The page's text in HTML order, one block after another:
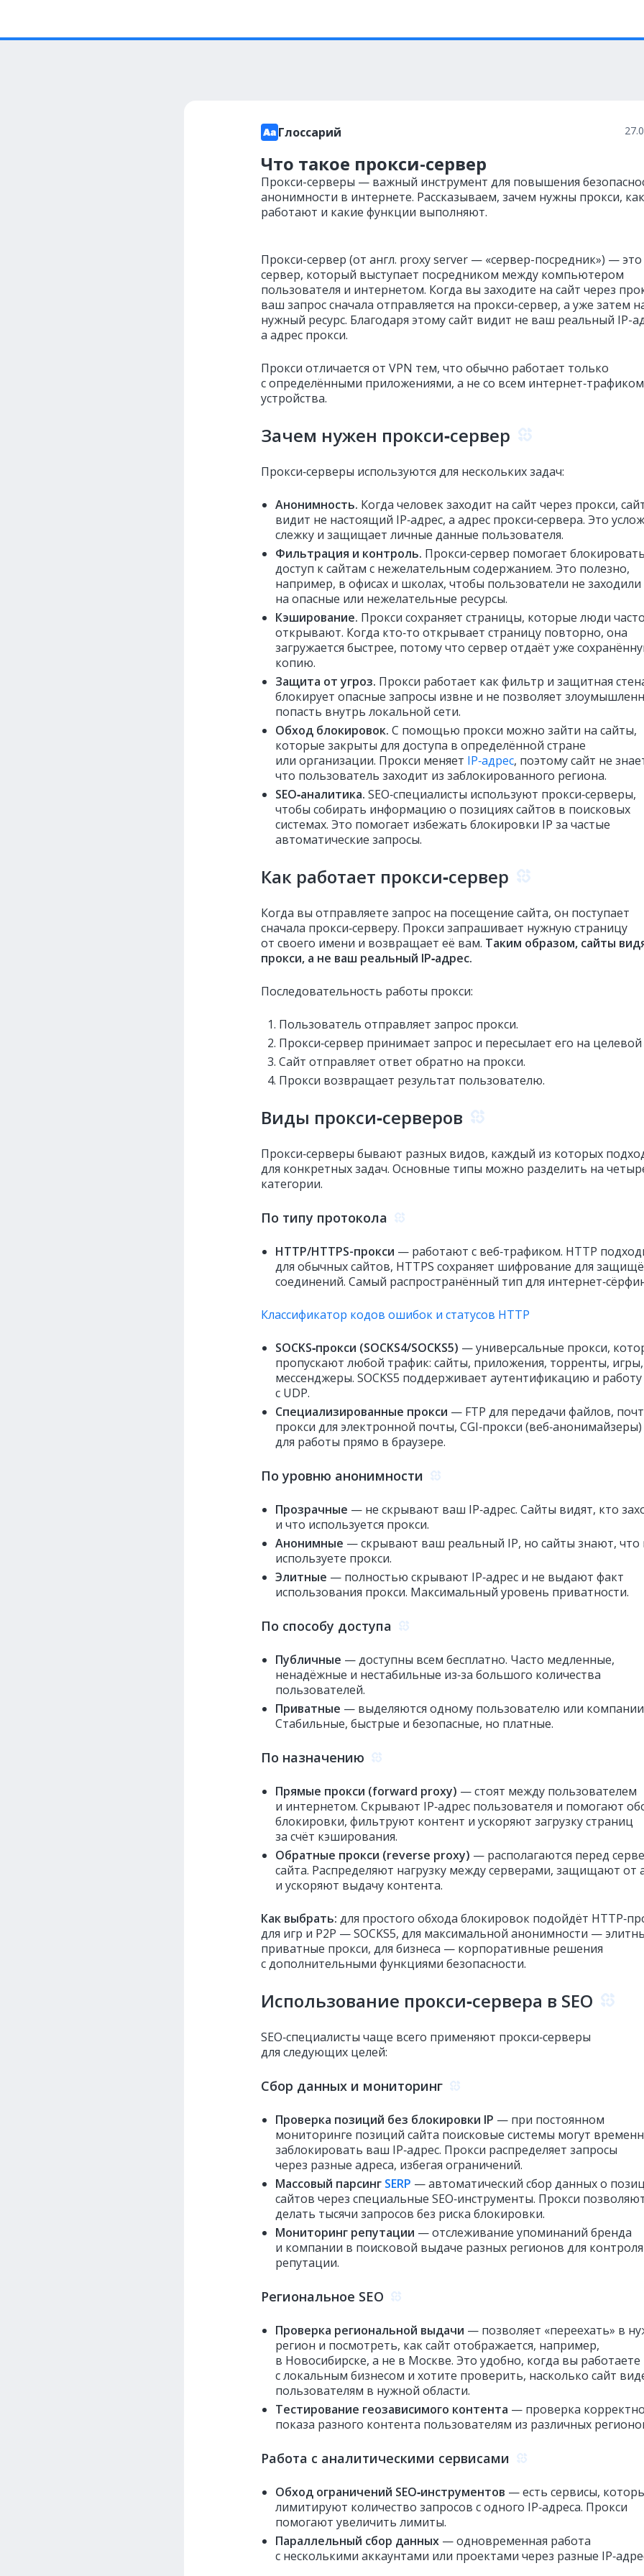
Глоссарий
Что такое прокси-сервер
Прокси-серверы — важный инструмент для повышения
анонимности в интернете. Рассказываем, зачем нужны прокси,
работают и какие функции выполняют.
Прокси-сервер (от англ. proxy server — «сервер-посредник») — это
сервер, который выступает посредником между компьютером
пользователя и интернетом. Когда вы заходите на сайт через
ваш запрос сначала отправляется на прокси-сервер, а уже затем
нужный ресурс. Благодаря этому сайт видит не ваш реальный IP-
а адрес прокси.
Прокси отличается от VPN тем, что обычно работает только
с определёнными приложениями, а не со всем интернет‑трафиком
устройства.
Зачем нужен прокси‑сервер
Прокси‑серверы используются для нескольких задач:
​​Анонимность. Когда человек заходит на сайт через прокси,
видит не настоящий IP‑адрес, а адрес прокси‑сервера. Это
слежку и защищает личные данные пользователя.
Фильтрация и контроль. Прокси‑сервер помогает блокировать
доступ к сайтам с нежелательным содержанием. Это полезно,
например, в офисах и школах, чтобы пользователи не заходили
на опасные или нежелательные ресурсы.
Кэширование. Прокси сохраняет страницы, которые люди часто
открывают. Когда кто‑то открывает страницу повторно, она
загружается быстрее, потому что сервер отдаёт уже
копию.
Защита от угроз. Прокси работает как фильтр и защитная
блокирует опасные запросы извне и не позволяет
попасть внутрь локальной сети.
Обход блокировок. С помощью прокси можно зайти на сайты,
которые закрыты для доступа в определённой стране
или организации. Прокси меняет IP‑адрес, поэтому сайт не
что пользователь заходит из заблокированного региона.
SEO‑аналитика. SEO‑специалисты используют прокси‑серверы,
чтобы собирать информацию о позициях сайтов в поисковых
системах. Это помогает избежать блокировки IP за частые
автоматические запросы.
Как работает прокси‑сервер
Когда вы отправляете запрос на посещение сайта, он поступает
сначала прокси‑серверу. Прокси запрашивает нужную страницу
от своего имени и возвращает её вам. Таким образом, сайты
прокси, а не ваш реальный IP‑адрес.
Последовательность работы прокси:
Пользователь отправляет запрос прокси.
Прокси‑сервер принимает запрос и пересылает его на целевой
Сайт отправляет ответ обратно на прокси.
Прокси возвращает результат пользователю.
Виды прокси‑серверов
Прокси‑серверы бывают разных видов, каждый из которых
для конкретных задач. Основные типы можно разделить на
категории.
По типу протокола
HTTP/HTTPS-прокси — работают с веб‑трафиком. HTTP
для обычных сайтов, HTTPS сохраняет шифрование для
соединений. Самый распространённый тип для
Классификатор кодов ошибок и статусов HTTP
SOCKS‑прокси (SOCKS4/SOCKS5) — универсальные прокси,
пропускают любой трафик: сайты, приложения, торренты, игры,
мессенджеры. SOCKS5 поддерживает аутентификацию и работу
с UDP.
Специализированные прокси — FTP для передачи файлов,
прокси для электронной почты, CGI‑прокси (веб‑анонимайзеры)
для работы прямо в браузере.
По уровню анонимности
Прозрачные — не скрывают ваш IP‑адрес. Сайты видят, кто
и что используется прокси.
Анонимные — скрывают ваш реальный IP, но сайты знают, что
используете прокси.
Элитные — полностью скрывают IP‑адрес и не выдают факт
использования прокси. Максимальный уровень приватности.
По способу доступа
Публичные — доступны всем бесплатно. Часто медленные,
ненадёжные и нестабильные из‑за большого количества
пользователей.
Приватные — выделяются одному пользователю или
Стабильные, быстрые и безопасные, но платные.
По назначению
Прямые прокси (forward proxy) — стоят между пользователем
и интернетом. Скрывают IP‑адрес пользователя и помогают
блокировки, фильтруют контент и ускоряют загрузку страниц
за счёт кэширования.
Обратные прокси (reverse proxy) — располагаются перед
сайта. Распределяют нагрузку между серверами, защищают от
и ускоряют выдачу контента.
Как выбрать: для простого обхода блокировок подойдёт
для игр и P2P — SOCKS5, для максимальной анонимности —
приватные прокси, для бизнеса — корпоративные решения
с дополнительными функциями безопасности.
Использование прокси‑сервера в SEO
SEO‑специалисты чаще всего применяют прокси‑серверы
для следующих целей:
Сбор данных и мониторинг
Проверка позиций без блокировки IP — при постоянном
мониторинге позиций сайта поисковые системы могут
заблокировать ваш IP‑адрес. Прокси распределяет запросы
через разные адреса, избегая ограничений.
Массовый парсинг SERP — автоматический сбор данных о
сайтов через специальные SEO‑инструменты. Прокси
делать тысячи запросов без риска блокировки.
Мониторинг репутации — отслеживание упоминаний бренда
и компании в поисковой выдаче разных регионов для контроля
репутации.
Региональное SEO
Проверка региональной выдачи — позволяет «переехать» в
регион и посмотреть, как сайт отображается, например,
в Новосибирске, а не в Москве. Это удобно, когда вы работаете
с локальным бизнесом и хотите проверить, насколько сайт
пользователям в нужной области.
Тестирование геозависимого контента — проверка
показа разного контента пользователям из различных
Работа с аналитическими сервисами
Обход ограничений SEO‑инструментов — есть сервисы,
лимитируют количество запросов с одного IP‑адреса. Прокси
помогают увеличить лимиты.
Параллельный сбор данных — одновременная работа
с несколькими аккаунтами или проектами через разные